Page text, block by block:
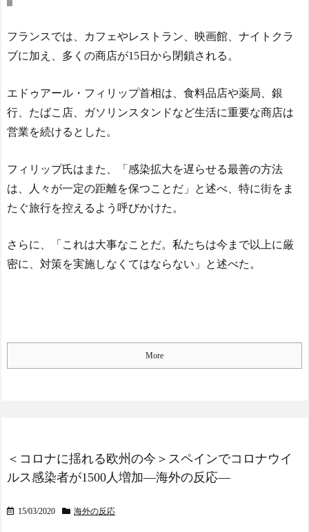
フランスでは、カフェやレストラン、映画館、ナイトクラ
ブに加え、多くの商店が15日から閉鎖される。
エドゥアール・フィリップ首相は、食料品店や薬局、銀
行、たばこ店、ガソリンスタンドなど生活に重要な商店は
営業を続けるとした。
フィリップ氏はまた、「感染拡大を遅らせる最善の方法
は、人々が一定の距離を保つことだ」と述べ、特に街をま
たぐ旅行を控えるよう呼びかけた。
さらに、「これは大事なことだ。私たちは今まで以上に厳
密に、対策を実施しなくてはならない」と述べた。
More
＜コロナに揺れる欧州の今＞スペインでコロナウイ
ルス感染者が1500人増加―海外の反応―
15/03/2020 海外の反応